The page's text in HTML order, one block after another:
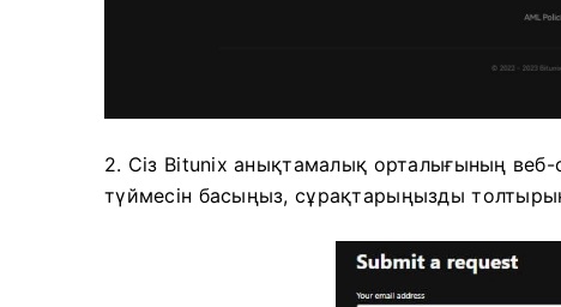
2. Сіз Bitunix анықтамалық орталығының веб-
түймесін басыңыз, сұрақтарыңызды